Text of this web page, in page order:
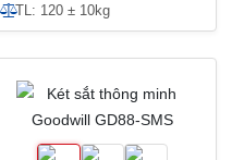
TL: 120 ± 10kg